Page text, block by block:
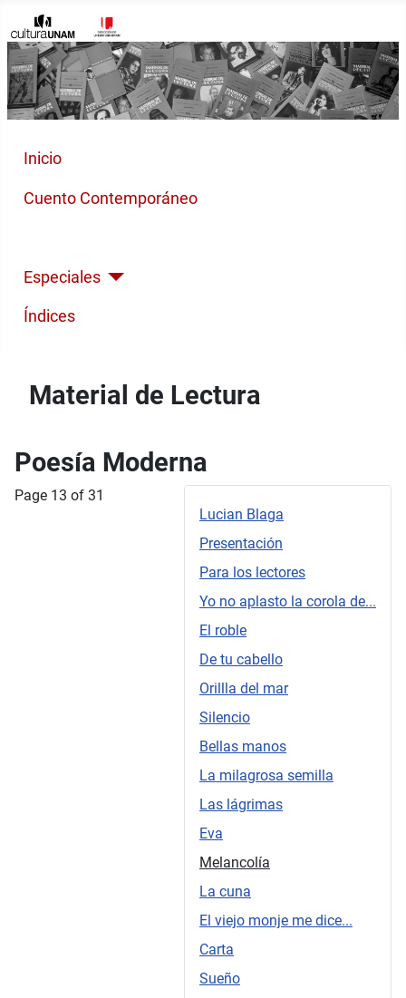
Inicio
Cuento Contemporáneo
Especiales
Índices
Material de Lectura
Poesía Moderna
Lucian Blaga
Presentación
Para los lectores
Yo no aplasto la corola de...
El roble
De tu cabello
Orillla del mar
Silencio
Bellas manos
La milagrosa semilla
Las lágrimas
Eva
Melancolía
La cuna
El viejo monje me dice...
Carta
Sueño
Page 13 of 31